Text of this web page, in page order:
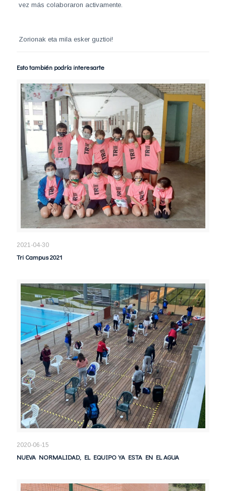
vez más colaboraron activamente.
Zorionak eta mila esker guztioi!
Esto también podría interesarte
2021-04-30
Tri Campus 2021
2020-06-15
NUEVA NORMALIDAD, EL EQUIPO YA ESTA EN EL AGUA